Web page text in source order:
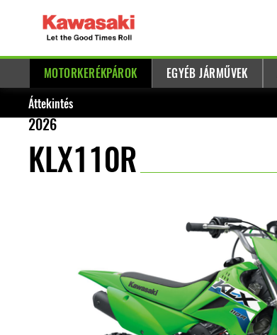
MOTORKERÉKPÁROK EGYÉB JÁRMŰVEK
Áttekintés
2026
KLX110R